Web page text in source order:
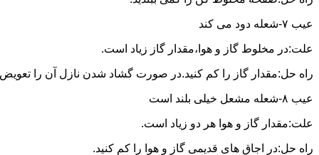
عیب ۷-شعله دود می کند
علت:در مخلوط گاز و هوا،مقدار گاز زیاد است.
راه حل:مقدار گاز را کم کنید.در صورت گشاد شدن نازل آن را تعویض
عیب ۸-شعله مشعل خیلی بلند است
علت:مقدار گاز و هوا هر دو زیاد است.
راه حل:در اجاق های قدیمی گاز و هوا را کم کنید.